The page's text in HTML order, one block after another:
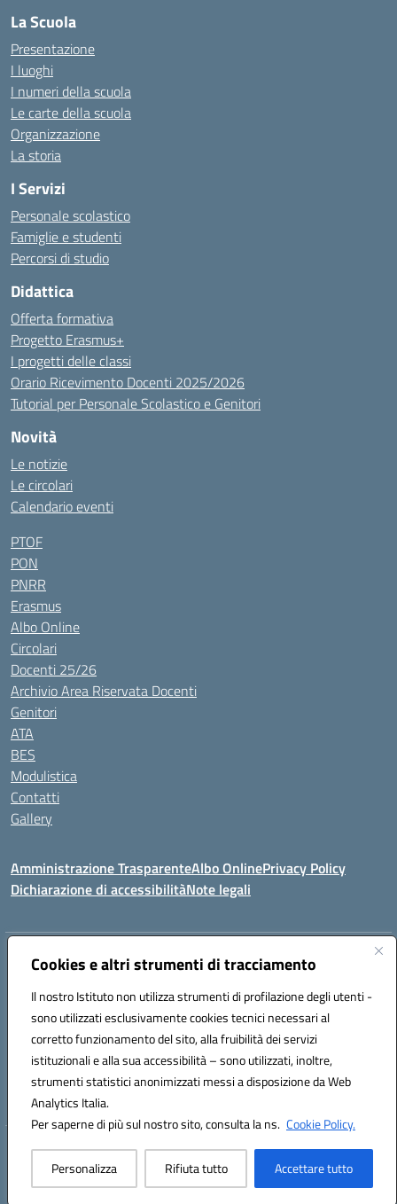
Cookies e altri strumenti di tracciamento
Il nostro Istituto non utilizza strumenti di profilazione degli utenti -
sono utilizzati esclusivamente cookies tecnici necessari al
corretto funzionamento del sito, alla fruibilità dei servizi
istituzionali e alla sua accessibilità – sono utilizzati, inoltre,
strumenti statistici anonimizzati messi a disposizione da Web
Analytics Italia.
Per saperne di più sul nostro sito, consulta la ns. Cookie Policy.
Personalizza Rifiuta tutto Accettare tutto
La Scuola
Presentazione
I luoghi
I numeri della scuola
Le carte della scuola
Organizzazione
La storia
I Servizi
Personale scolastico
Famiglie e studenti
Percorsi di studio
Didattica
Offerta formativa
Progetto Erasmus+
I progetti delle classi
Orario Ricevimento Docenti 2025/2026
Tutorial per Personale Scolastico e Genitori
Novità
Le notizie
Le circolari
Calendario eventi
PTOF
PON
PNRR
Erasmus
Albo Online
Circolari
Docenti 25/26
Archivio Area Riservata Docenti
Genitori
ATA
BES
Modulistica
Contatti
Gallery
Amministrazione TrasparenteAlbo OnlinePrivacy Policy
Dichiarazione di accessibilitàNote legali
Indirizzo:Via Coniugi Crigna – Cap. 89861 – Tropea (VV)
Posta elettronica certificata (PEC):vvic82200d@pec.istruzione.it
Codice fiscale: 96012410799
Codice meccanografico:VVIC82200D
Codice Indice delle Pubbliche Amministrazioni (IPA): istsc_vvic82200d
Codice unico di fatturazione (CUF): UFUKAE
Hosting & Powered by 3D Solution S.r.l.
Concept & Design by Designers Italia